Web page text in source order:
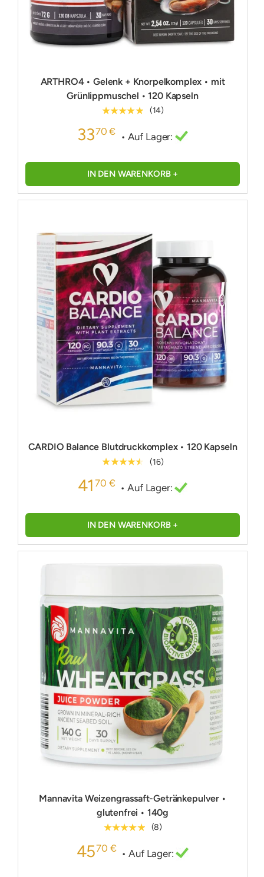
ARTHRO4 • Gelenk + Knorpelkomplex • mit
Grünlippmuschel • 120 Kapseln
★★★★★ (14)
3370 € • Auf Lager:
IN DEN WARENKORB +
CARDIO Balance Blutdruckkomplex • 120 Kapseln
★★★★★ (16)
41 70 € • Auf Lager:
IN DEN WARENKORB +
Mannavita Weizengrassaft-Getränkepulver •
glutenfrei • 140g
★★★★★ (8)
4570 € • Auf Lager: